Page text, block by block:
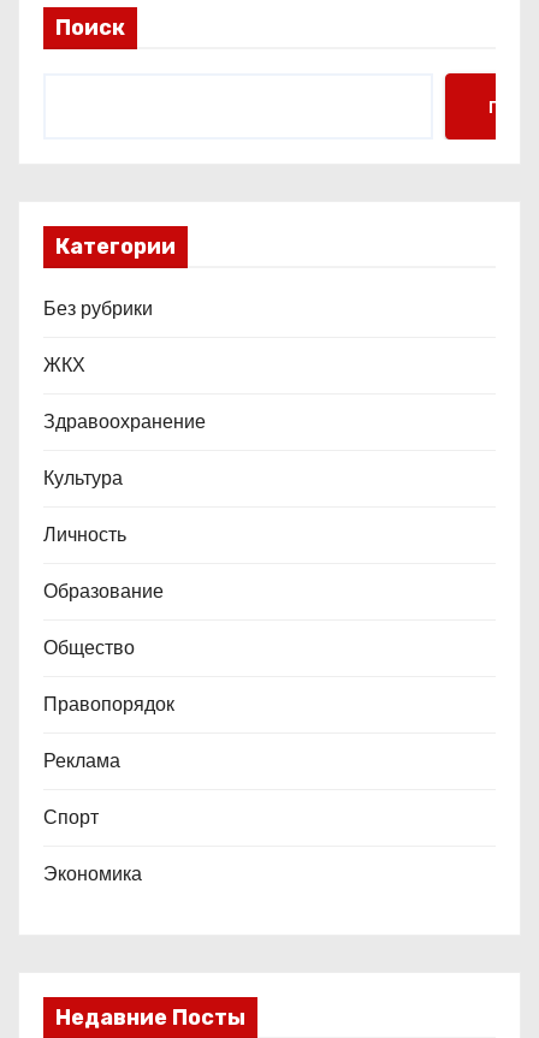
п
и
м
Поиск
Поиск
Категории
Без рубрики
ЖКХ
Здравоохранение
Культура
Личность
Образование
Общество
Правопорядок
Реклама
Спорт
Экономика
Недавние Посты